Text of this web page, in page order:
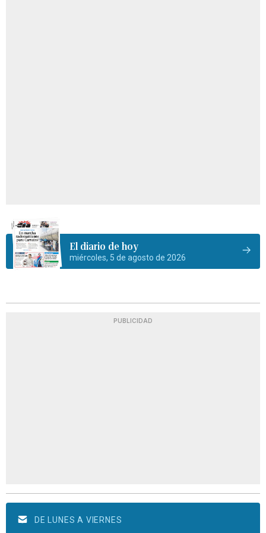
El diario de hoy
miércoles, 5 de agosto de 2026
PUBLICIDAD
DE LUNES A VIERNES